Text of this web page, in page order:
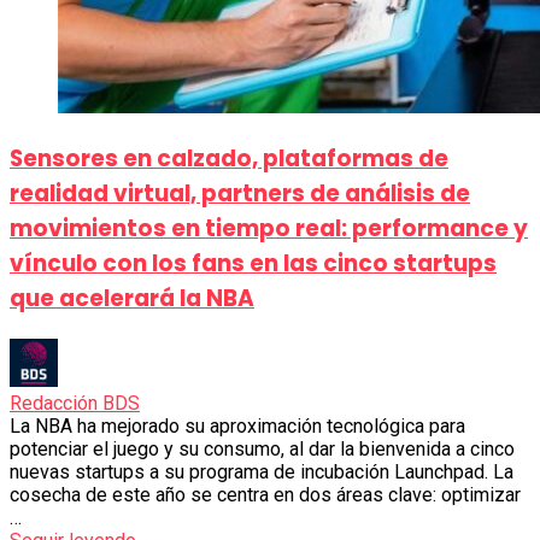
Sensores en calzado, plataformas de
realidad virtual, partners de análisis de
movimientos en tiempo real: performance y
vínculo con los fans en las cinco startups
que acelerará la NBA
Redacción BDS
La NBA ha mejorado su aproximación tecnológica para
potenciar el juego y su consumo, al dar la bienvenida a cinco
nuevas startups a su programa de incubación Launchpad. La
cosecha de este año se centra en dos áreas clave: optimizar
…